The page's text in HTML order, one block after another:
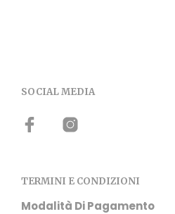
SOCIAL MEDIA
TERMINI E CONDIZIONI
Modalità Di Pagamento